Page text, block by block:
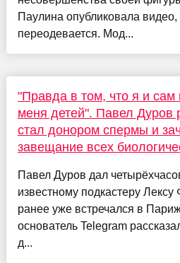
Паулина опубликовала видео,
переодевается. Мод...
"Правда в том, что я и сам
меня детей". Павел Дуров
стал донором спермы и
завещание всех
Павел Дуров дал
известному подкастеру
ранее уже встречался в
основатель Telegram
д...